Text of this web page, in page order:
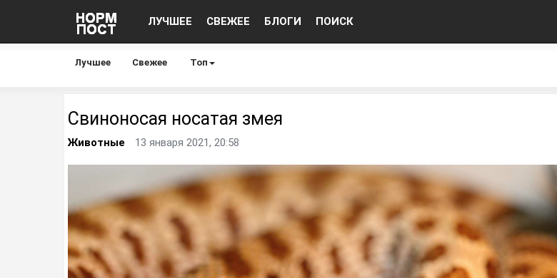
ЛУЧШЕЕ СВЕЖЕЕ БЛОГИ ПОИСК
Лучшее Свежее Топ
Свиноносая носатая змея
Животные 13 января 2021, 20:58